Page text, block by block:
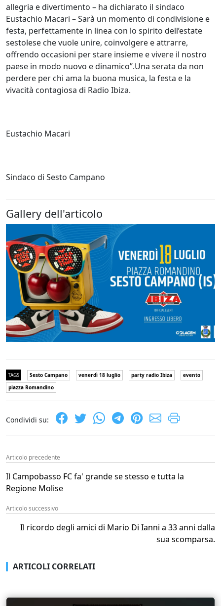
allegria e divertimento – ha dichiarato il sindaco
Eustachio Macari – Sarà un momento di condivisione e
festa, perfettamente in linea con lo spirito dell’estate
sestolese che vuole unire, coinvolgere e attrarre,
offrendo occasioni per stare insieme e vivere il nostro
paese in modo nuovo e dinamico”.Una serata da non
perdere per chi ama la buona musica, la festa e la
vivacità contagiosa di Radio Ibiza.
Eustachio Macari
Sindaco di Sesto Campano
Gallery dell'articolo
TAGS Sesto Campano venerdì 18 luglio party radio Ibiza
evento
piazza Romandino
Condividi su:
Articolo precedente
Il Campobasso FC fa' grande se stesso e tutta la
Regione Molise
Articolo successivo
Il ricordo degli amici di Mario Di Ianni a 33 anni dalla
sua scomparsa.
ARTICOLI CORRELATI